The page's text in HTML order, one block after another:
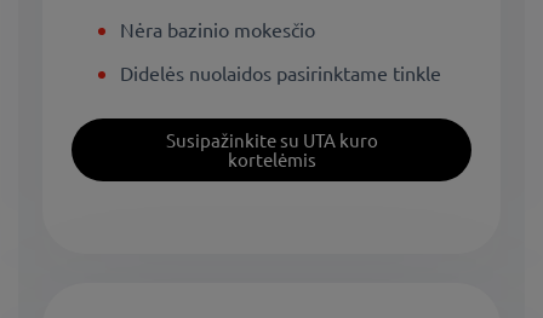
Nėra bazinio mokesčio
Didelės nuolaidos pasirinktame tinkle
Susipažinkite su UTA kuro
kortelėmis